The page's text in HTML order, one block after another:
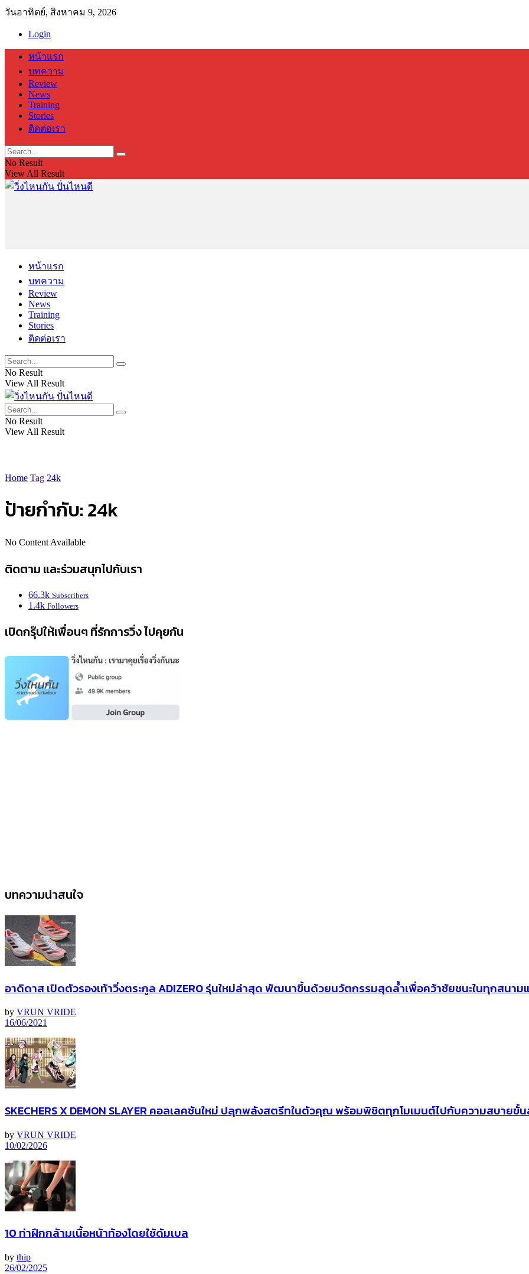
วันอาทิตย์, สิงหาคม 9, 2026
Login
หน้าแรก
บทความ
Review
News
Training
Stories
ติดต่อเรา
No Result
View All Result
หน้าแรก
บทความ
Review
News
Training
Stories
ติดต่อเรา
No Result
View All Result
No Result
View All Result
Home Tag 24k
ป้ายกำกับ:24k
No Content Available
ติดตาม และร่วมสนุกไปกับเรา
66.3k Subscribers
1.4k Followers
เปิดกรุ๊ปให้เพื่อนๆ ที่รักการวิ่ง ไปคุยกัน
บทความน่าสนใจ
อาดิดาส เปิดตัวรองเท้าวิ่งตระกูล ADIZERO รุ่นใหม่ล่าสุด พัฒนาขึ้นด้วยนวัตกรรมสุดล้ำเพื่อคว้าชัยชนะในทุกสนาม
by VRUN VRIDE
16/06/2021
SKECHERS X DEMON SLAYER คอลเลคชันใหม่ ปลุกพลังสตรีทในตัวคุณ พร้อมพิชิตทุกโมเมนต์ไปกับความสบายขั้
by VRUN VRIDE
10/02/2026
10 ท่าฝึกกล้ามเนื้อหน้าท้องโดยใช้ดัมเบล
by thip
26/02/2025